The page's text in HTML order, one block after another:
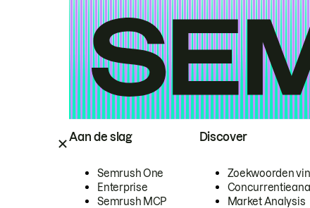
Aan de slag
Semrush One
Enterprise
Semrush MCP
Discover
Zoekwoorden
Market Analysis